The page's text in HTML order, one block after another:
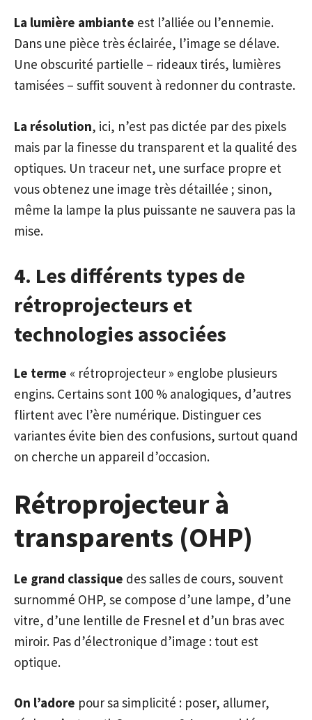
La lumière ambiante est l’alliée ou l’ennemie.
Dans une pièce très éclairée, l’image se délave.
Une obscurité partielle – rideaux tirés, lumières
tamisées – suffit souvent à redonner du contraste.
La résolution, ici, n’est pas dictée par des pixels
mais par la finesse du transparent et la qualité des
optiques. Un traceur net, une surface propre et
vous obtenez une image très détaillée ; sinon,
même la lampe la plus puissante ne sauvera pas la
mise.
4. Les différents types de
rétroprojecteurs et
technologies associées
Le terme « rétroprojecteur » englobe plusieurs
engins. Certains sont 100 % analogiques, d’autres
flirtent avec l’ère numérique. Distinguer ces
variantes évite bien des confusions, surtout quand
on cherche un appareil d’occasion.
Rétroprojecteur à
transparents (OHP)
Le grand classique des salles de cours, souvent
surnommé OHP, se compose d’une lampe, d’une
vitre, d’une lentille de Fresnel et d’un bras avec
miroir. Pas d’électronique d’image : tout est
optique.
On l’adore pour sa simplicité : poser, allumer,